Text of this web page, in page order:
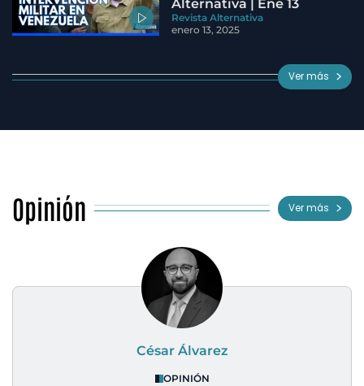
Alternativa | Ene 13
Revista Alternativa
enero 13, 2025
Ver más
Opinión Ver más
César Álvarez
OPINIÓN